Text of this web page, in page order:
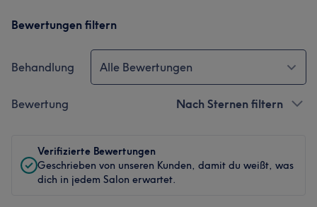
Bewertungen filtern
Behandlung Alle Bewertungen
Bewertung Nach Sternen filtern
Verifizierte Bewertungen
Geschrieben von unseren Kunden, damit du weißt, was
dich in jedem Salon erwartet.